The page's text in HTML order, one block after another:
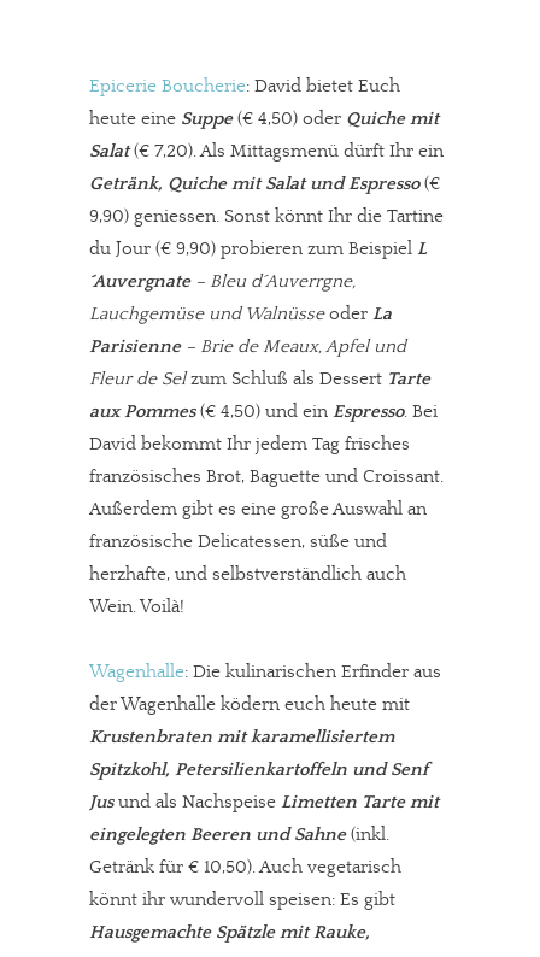
Epicerie Boucherie: David bietet Euch
heute eine Suppe(€ 4,50) oder Quiche mit
Salat(€ 7,20). Als Mittagsmenü dürft Ihr ein
Getränk, Quiche mit Salat und Espresso(€
9,90) geniessen. Sonst könnt Ihr die Tartine
du Jour (€ 9,90) probieren zum Beispiel L
´Auvergnate– Bleu d´Auverrgne,
Lauchgemüse und Walnüsseoder La
Parisienne– Brie de Meaux, Apfel und
Fleur de Selzum Schluß als Dessert Tarte
aux Pommes(€ 4,50) und ein Espresso. Bei
David bekommt Ihr jedem Tag frisches
französisches Brot, Baguette und Croissant.
Außerdem gibt es eine große Auswahl an
französische Delicatessen, süße und
herzhafte, und selbstverständlich auch
Wein. Voilà!
Wagenhalle: Die kulinarischen Erfinder aus
der Wagenhalle ködern euch heute mit
Krustenbraten mit karamellisiertem
Spitzkohl, Petersilienkartoffeln und Senf
Jusund als Nachspeise Limetten Tarte mit
eingelegten Beeren und Sahne(inkl.
Getränk für € 10,50). Auch vegetarisch
könnt ihr wundervoll speisen: Es gibt
Hausgemachte Spätzle mit Rauke,